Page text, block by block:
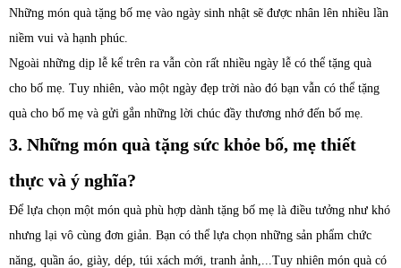
Những món quà tặng bố mẹ vào ngày sinh nhật sẽ được nhân lên nhiều lần
niềm vui và hạnh phúc.
Ngoài những dịp lễ kể trên ra vẫn còn rất nhiều ngày lễ có thể tặng quà
cho bố mẹ. Tuy nhiên, vào một ngày đẹp trời nào đó bạn vẫn có thể tặng
quà cho bố mẹ và gửi gắn những lời chúc đầy thương nhớ đến bố mẹ.
3. Những món quà tặng sức khỏe bố, mẹ thiết
thực và ý nghĩa?
Để lựa chọn một món quà phù hợp dành tặng bố mẹ là điều tưởng như khó
nhưng lại vô cùng đơn giản. Bạn có thể lựa chọn những sản phẩm chức
năng, quần áo, giày, dép, túi xách mới, tranh ảnh,...Tuy nhiên món quà có